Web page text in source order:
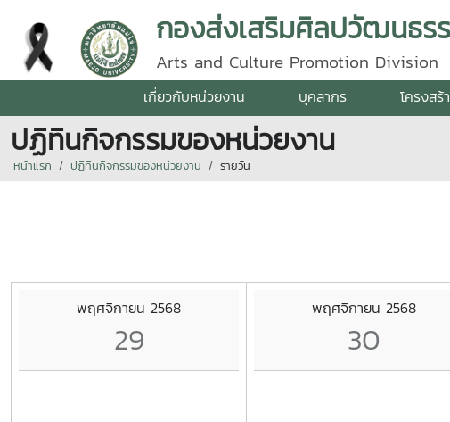
กองส่งเสริมศิลปวัฒนธร
Arts and Culture Promotion Division
เกี่ยวกับหน่วยงาน บุคลากร โครงสร้
ปฏิทินกิจกรรมของหน่วยงาน
หน้าแรก ปฏิทินกิจกรรมของหน่วยงาน รายวัน
พฤศจิกายน 2568
29
พฤศจิกายน 2568
30